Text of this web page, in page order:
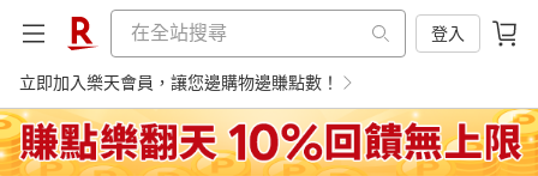
登入
立即加入樂天會員，讓您邊購物邊賺點數！